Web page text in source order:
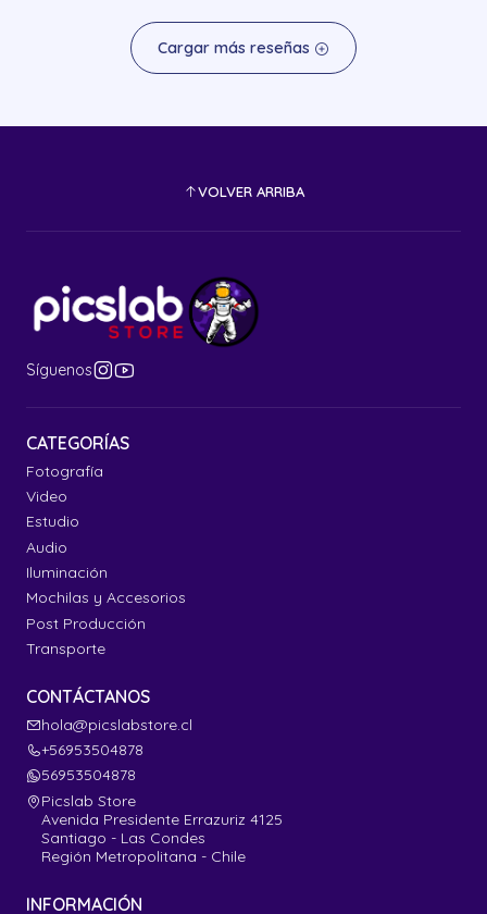
Cargar más reseñas
VOLVER ARRIBA
Síguenos
CATEGORÍAS
Fotografía
Video
Estudio
Audio
Iluminación
Mochilas y Accesorios
Post Producción
Transporte
CONTÁCTANOS
hola@picslabstore.cl
+56953504878
56953504878
Picslab Store
Avenida Presidente Errazuriz 4125
Santiago - Las Condes
Región Metropolitana - Chile
INFORMACIÓN